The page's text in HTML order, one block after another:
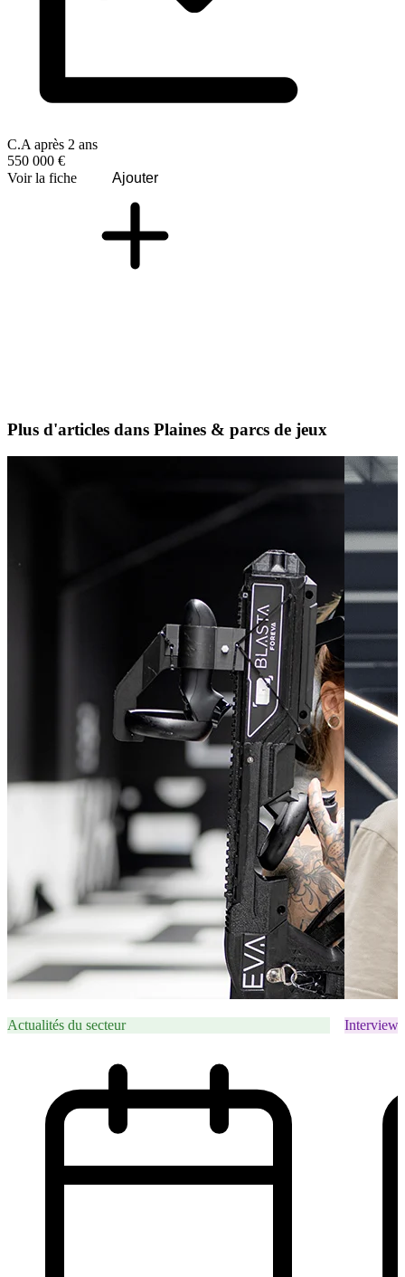
C.A après 2 ans
550 000 €
Voir la fiche
Ajouter
Plus d'articles dans Plaines & parcs de jeux
Actualités du secteur Interviews